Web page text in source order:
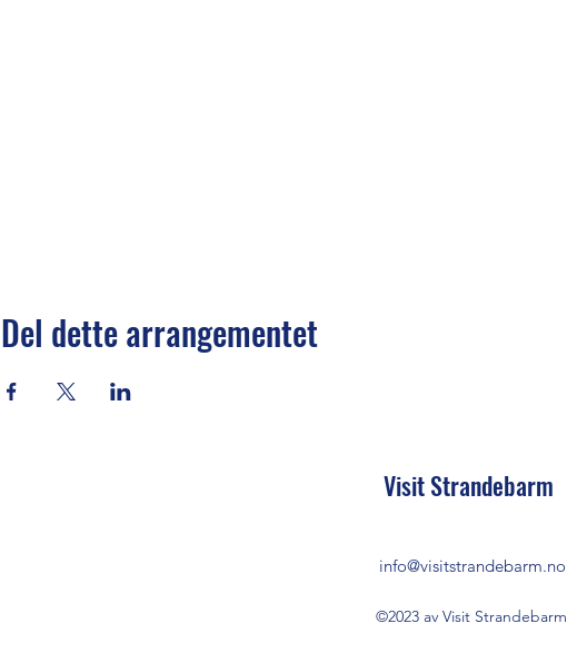
Del dette arrangementet
Visit Strandebarm
info@visitstrandebarm.no
©2023 av Visit Strandebarm